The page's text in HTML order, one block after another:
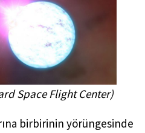
Space Flight Center)
birbirinin yörüngesinde